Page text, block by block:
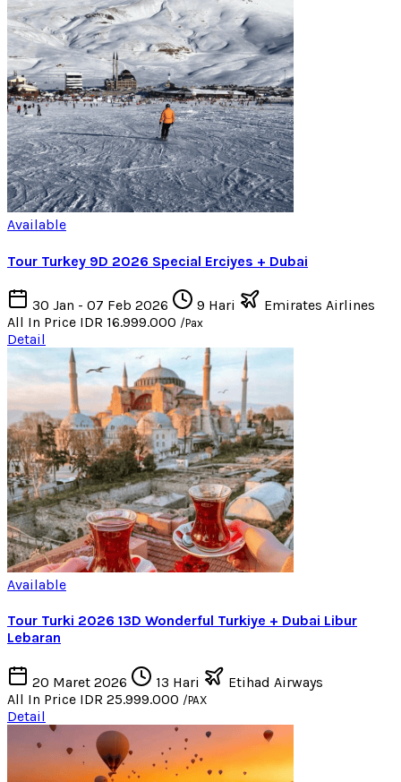
Available
Tour Turkey 9D 2026 Special Erciyes + Dubai
30 Jan - 07 Feb 2026 9 Hari
Emirates Airlines
All In Price IDR 16.999.000 /Pax
Detail
Available
Tour Turki 2026 13D Wonderful Turkiye + Dubai Libur
Lebaran
20 Maret 2026 13 Hari
Etihad Airways
All In Price IDR 25.999.000 /PAX
Detail